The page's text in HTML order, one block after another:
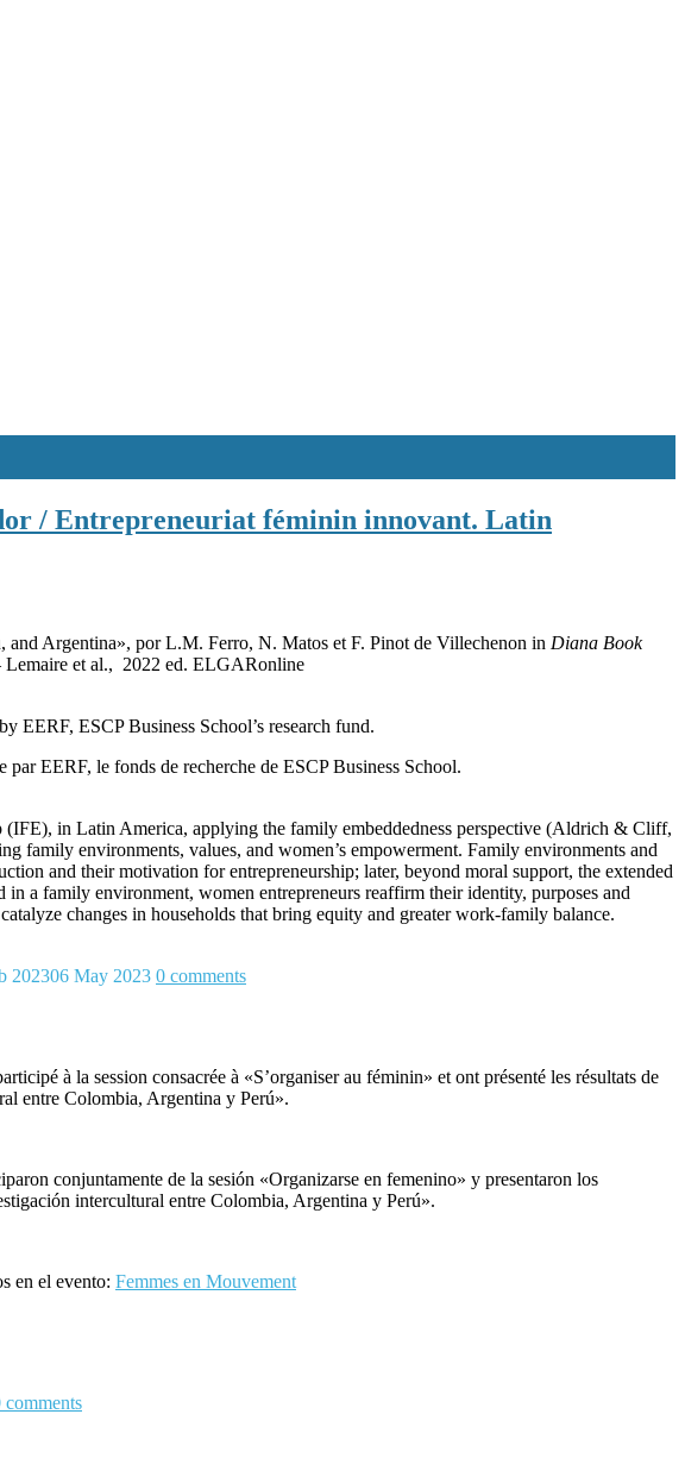
/ Entrepreneuriat féminin innovant. Latin
Argentina», por L.M. Ferro, N. Matos et F. Pinot de Villechenon in Diana Book
Lemaire et al., 2022 ed. ELGARonline
EERF, ESCP Business School’s research fund.
EERF, le fonds de recherche de ESCP Business School.
in Latin America, applying the family embeddedness perspective (Aldrich & Cliff,
family environments, values, and women’s empowerment. Family environments and
and their motivation for entrepreneurship; later, beyond moral support, the extended
a family environment, women entrepreneurs reaffirm their identity, purposes and
changes in households that bring equity and greater work-family balance.
202306 May 2023 0 comments
à la session consacrée à «S’organiser au féminin» et ont présenté les résultats de
entre Colombia, Argentina y Perú».
conjuntamente de la sesión «Organizarse en femenino» y presentaron los
intercultural entre Colombia, Argentina y Perú».
en el evento: Femmes en Mouvement
comments